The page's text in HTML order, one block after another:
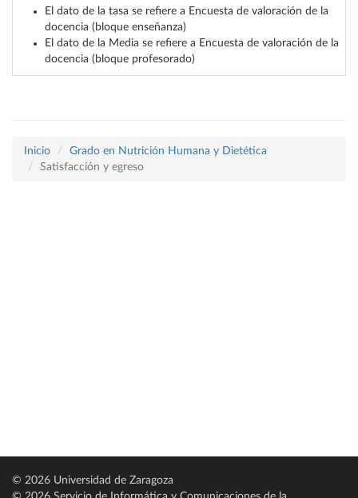
El dato de la tasa se refiere a Encuesta de valoración de la
docencia (bloque enseñanza)
El dato de la Media se refiere a Encuesta de valoración de la
docencia (bloque profesorado)
Inicio
Grado en Nutrición Humana y Dietética
Satisfacción y egreso
© 2026 Universidad de Zaragoza